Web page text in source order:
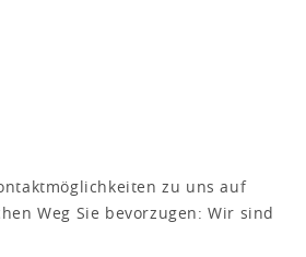
zu uns auf
Weg Sie bevorzugen: Wir sind